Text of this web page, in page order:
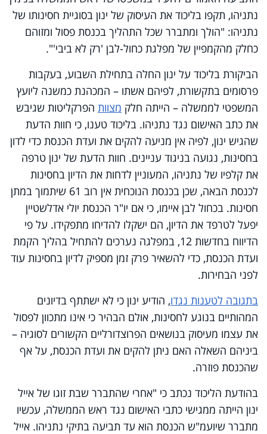
נתניהו, תקפו בליכוד את העיסוק של ינון בסוגיית חסינותו של
נתניהו: "הולך ומתברר שכל התהליך בכנסת פסול ומזוהם
כחלק מהקמפיין של מפלגת כחול-לבן 'רק לא ביבי'".
הביקורת בליכוד על ינון החלה בתחילת השבוע, בעקבות
פרסומים בתקשורת, לפיהם אשתו – המכהנת כמשנה ליועץ
המשפטי לממשלה – הייתה חלק מצוות הפרקליטות שגיבש
את כתב האישום נגד נתניהו. בליכוד טענו, כי חוות הדעת
שהגיש ינון, לפיה אין מניעה להקים את ועדת הכנסת כדי לדון
בחסינות, נגועה בניגוד עניינים. חוות הדעת של ינון טרפה
את קלפיו של נתניהו, המעוניין לדחות את הדיון בחסינות
לכנסת הבאה, שכן בכנסת הנוכחית אין רוב 61 שיתמוך במתן
חסינות. בכחול לבן איימו, כי אם יו"ר הכנסת יולי אדלשטיין
יפעל לטרפד את הדיון, הם ישקלו להדיחו מתפקידו. על פי
הדיווח בחדשות 12, במפלגה נערכים להתחיל בהליך הקמת
ועדת הכנסת, כדי להשאיר פרק זמן מספיק לדיון בחסינות עוד
לפני הבחירות.
בתגובה לטענות נגדו, הודיע ינון כי לא ישתתף בדיונים
המהותיים בנוגע לחסינות, אולם הבהיר כי אינו מתכוון לפסול
את עצמו מעיסוק בנושאים הפרוצדורליים הקשורים לסוגיה –
ביניהם השאלה האם ניתן להקים את ועדת הכנסת, על אף
שהכנסת פוזרה.
בהודעת הליכוד נכתב כי "אחרי שהתברר שבת זוגו של אייל
ינון הייתה ממגישי כתבי האישום נגד ראש הממשלה, עכשיו
מתברר שיועמ"ש הכנסת הוא עד תביעה בתיקי נתניהו. אייל